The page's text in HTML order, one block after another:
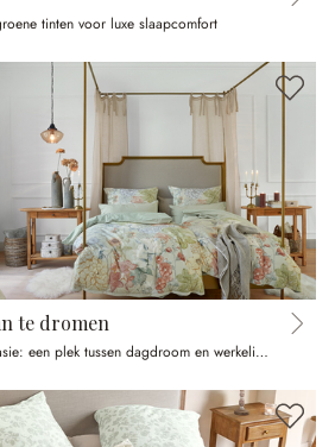
tinten voor luxe slaapcomfort
te dromen
Verfijnd, bloemig en vol fantasie: een plek tussen dagdroom en werkelijkheid